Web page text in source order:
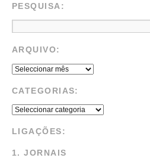
PESQUISA:
ARQUIVO:
CATEGORIAS:
LIGAÇÕES:
1. JORNAIS